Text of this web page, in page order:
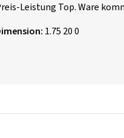
Leistung Top. Ware
1.75 20 0